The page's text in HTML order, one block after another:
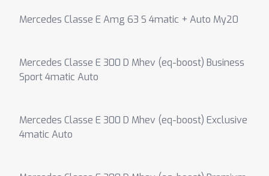
Mercedes Classe E Amg 63 S 4matic + Auto My20
Mercedes Classe E 300 D Mhev (eq-boost) Business
Sport 4matic Auto
Mercedes Classe E 300 D Mhev (eq-boost) Exclusive
4matic Auto